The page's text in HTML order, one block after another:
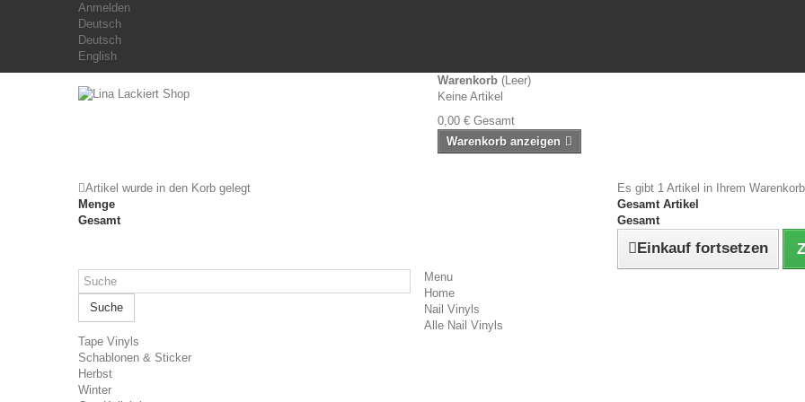
Anmelden
Deutsch
Deutsch
English
Warenkorb (Leer)
Keine Artikel
0,00 € Gesamt
Warenkorb anzeigen
Artikel wurde in den Korb gelegt
Menge
Gesamt
Es gibt 1 Artikel in Ihrem
Gesamt Artikel
Gesamt
Einkauf fortsetzen
Suche
Menu
Home
Nail Vinyls
Alle Nail Vinyls
Tape Vinyls
Schablonen & Sticker
Herbst
Winter